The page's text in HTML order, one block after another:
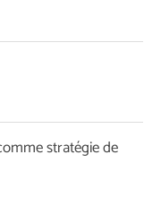
stratégie de